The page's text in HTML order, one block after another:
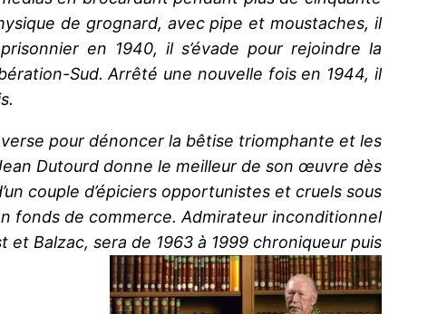
de grognard, avec pipe et moustaches, il
en 1940, il s’évade pour rejoindre la
Sud. Arrêté une nouvelle fois en 1944, il
pour dénoncer la bêtise triomphante et les
Dutourd donne le meilleur de son œuvre dès
couple d’épiciers opportunistes et cruels sous
fonds de commerce. Admirateur inconditionnel
Balzac, sera de 1963 à 1999 chroniqueur puis